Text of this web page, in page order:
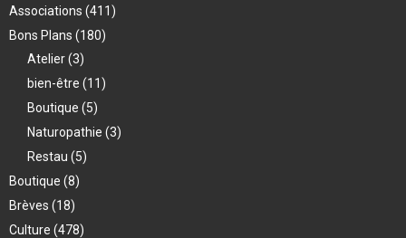
Associations (411)
Bons Plans (180)
Atelier(3)
bien-être (11)
Boutique (5)
Naturopathie (3)
Restau (5)
Boutique (8)
Brèves (18)
Culture (478)